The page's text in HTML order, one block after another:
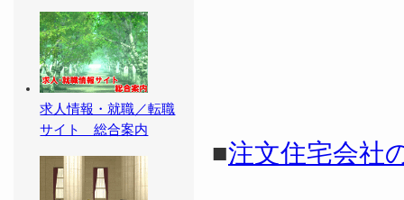
■注文住宅会社
求人情報・就職／転職
サイト 総合案内